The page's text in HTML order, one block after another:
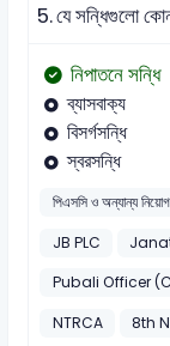
5.যে সন্ধিগুলো
নিপাতনে সন্ধি
ব্যাসবাক্য
বিসর্গসন্ধি
স্বরসন্ধি
পিএসসি ও অন্যান্য নিয়োগ
JB PLC
Pubali Officer
NTRCA
8th